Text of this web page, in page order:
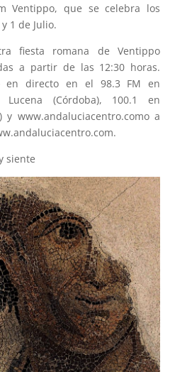
Ventippo, que se celebra los
1 de Julio.
fiesta romana de Ventippo
a partir de las 12:30 horas.
en directo en el 98.3 FM en
(Córdoba), 100.1 en
y www.andaluciacentro.como a
siente